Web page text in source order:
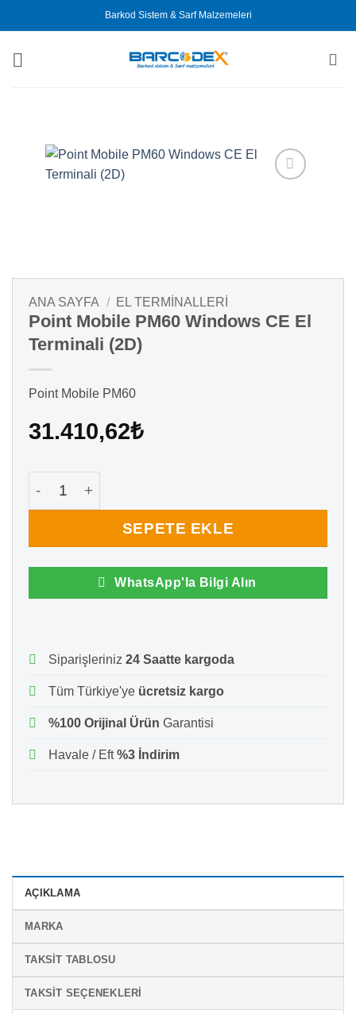
atla
Barkod Sistem & Sarf Malzemeleri
ANA SAYFA / EL TERMINALLERI
Point Mobile PM60 Windows CE El
Terminali (2D)
Point Mobile PM60
31.410,62₺
Point Mobile PM60 Windows CE El Terminali (2D)
SEPETE EKLE
WhatsApp'la Bilgi Alın
Siparişleriniz 24 Saatte kargoda
Tüm Türkiye'ye ücretsiz kargo
%100 Orijinal Ürün Garantisi
Havale / Eft%3 İndirim
AÇIKLAMA
MARKA
TAKSIT TABLOSU
TAKSIT SEÇENEKLERI